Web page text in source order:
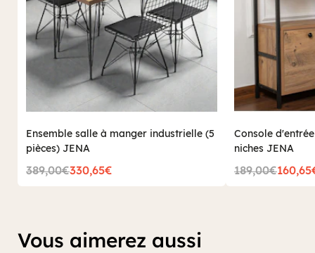
Ensemble salle à manger industrielle (5
pièces) JENA
389,00€330,65€
Console
niches JENA
189,00€
Vous aimerez aussi